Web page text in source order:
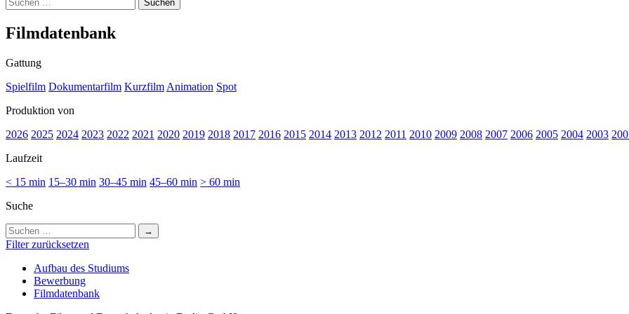
nach:
Film­da­ten­bank
Gattung
Spielfilm Dokumentarfilm Kurzfilm Animation Spot
Produktion von
2026 2025 2024 2023 2022 2021 2020 2019 2018 2017 2016 2015 2014 2013 2012 2011 2010 2009 2008 2007 2006 2005 2004 2003
Laufzeit
< 15 min 15–30 min 30–45 min 45–60 min > 60 min
Suche
Suchen
nach:
Filter zurücksetzen
Auf­bau des Stu­di­ums
Bewer­bung
Film­da­ten­bank